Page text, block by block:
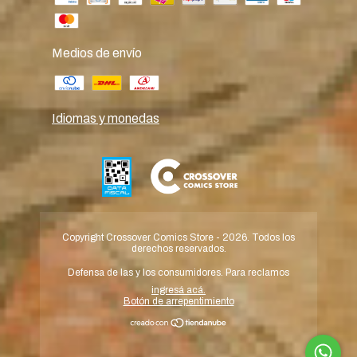
Medios de envío
Idiomas y monedas
Copyright Crossover Comics Store - 2026. Todos los
derechos reservados.
Defensa de las y los consumidores. Para reclamos
ingresá acá.
Botón de arrepentimiento